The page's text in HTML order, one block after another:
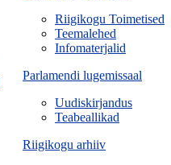
Riigikogu Toimetised
Teemalehed
Infomaterjalid
Parlamendi lugemissaal
Uudiskirjandus
Teabeallikad
Riigikogu arhiiv